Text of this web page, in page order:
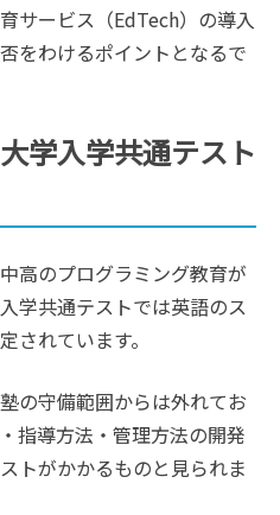
サービス（EdTech）の導入
をわけるポイントとなるで
学入学共通テスト
高のプログラミング教育が
学共通テストでは英語のス
されています。
の守備範囲からは外れてお
指導方法・管理方法の開発
トがかかるものと見られま